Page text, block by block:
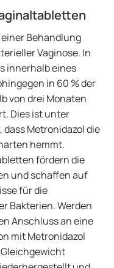
Behandlung
Vaginose. In
innerhalb eines
in 60 % der
von drei Monaten
Dies ist unter
Metronidazol die
hemmt.
fördern die
und schaffen auf
für die
Bakterien. Werden
Anschluss an eine
mit Metronidazol